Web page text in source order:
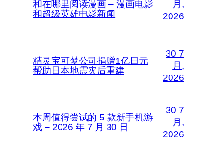
和在哪里阅读漫画 – 漫画电影
和超级英雄电影新闻
月,
2026
精灵宝可梦公司捐赠1亿日元
帮助日本地震灾后重建
30 7
月,
2026
本周值得尝试的 5 款新手机游
戏 – 2026 年 7 月 30 日
30 7
月,
2026